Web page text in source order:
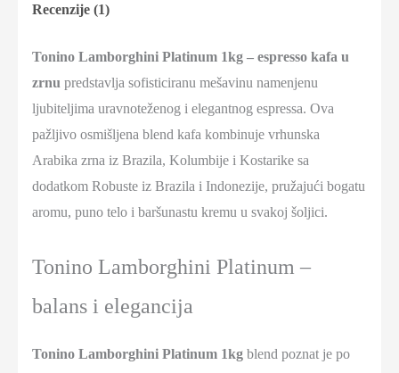
Recenzije (1)
Tonino Lamborghini Platinum 1kg – espresso kafa u
zrnu predstavlja sofisticiranu mešavinu namenjenu
ljubiteljima uravnoteženog i elegantnog espressa. Ova
pažljivo osmišljena blend kafa kombinuje vrhunska
Arabika zrna iz Brazila, Kolumbije i Kostarike sa
dodatkom Robuste iz Brazila i Indonezije, pružajući bogatu
aromu, puno telo i baršunastu kremu u svakoj šoljici.
Tonino Lamborghini Platinum –
balans i elegancija
Tonino Lamborghini Platinum 1kg blend poznat je po